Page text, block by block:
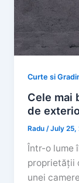
Curte si
Cele mai
de
Radu/July 25,
Într-o lume
proprietății
unei